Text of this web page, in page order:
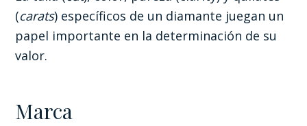
(carats) específicos de un diamante juegan un
papel importante en la determinación de su
valor.
Marca